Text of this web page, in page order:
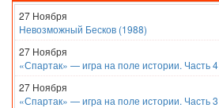
27 Ноября
Невозможный Бесков (1988)
27 Ноября
«Спартак» — игра на поле истории. Часть 4
27 Ноября
«Спартак» — игра на поле истории. Часть 3